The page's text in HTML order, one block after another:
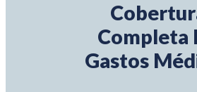
Completa
Gastos